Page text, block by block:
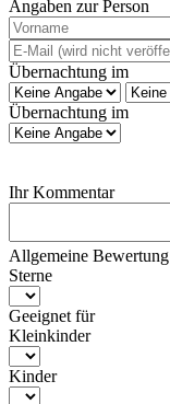
Angaben zur Person
Übernachtung im
Übernachtung im
Ihr Kommentar
Allgemeine Bewertung
Sterne
Geeignet für
Kleinkinder
Kinder